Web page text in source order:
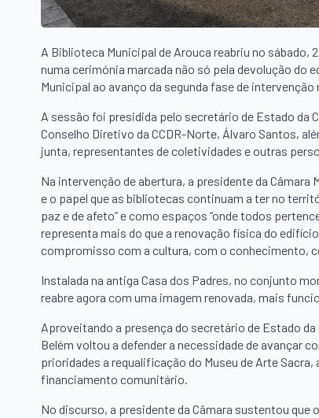
A Biblioteca Municipal de Arouca reabriu no sábado,
numa cerimónia marcada não só pela devolução do
Municipal ao avanço da segunda fase de
A sessão foi presidida pelo secretário de Estado da
Conselho Diretivo da CCDR-Norte, Álvaro Santos,
junta, representantes de coletividades e outras
Na intervenção de abertura, a presidente da
e o papel que as bibliotecas continuam a ter no
paz e de afeto” e como espaços “onde todos
representa mais do que a renovação física do
compromisso com a cultura, com o conhecimento,
Instalada na antiga Casa dos Padres, no conjunto
reabre agora com uma imagem renovada, mais
Aproveitando a presença do secretário de Estado
Belém voltou a defender a necessidade de avançar
prioridades a requalificação do Museu de Arte
financiamento comunitário.
No discurso, a presidente da Câmara sustentou que